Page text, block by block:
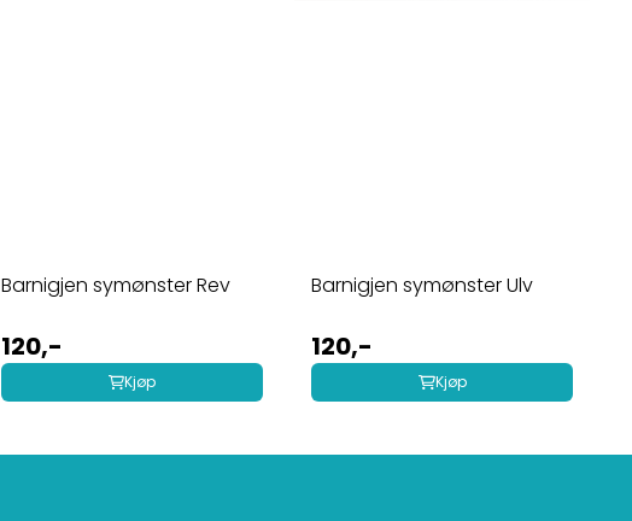
Barnigjen symønster Rev
120,-
Kjøp
Barnigjen symønster Ulv
120,-
Kjøp